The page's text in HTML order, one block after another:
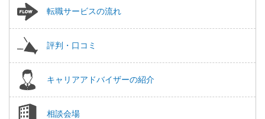
転職サービスの流れ
評判・口コミ
キャリアアドバイザーの紹介
相談会場